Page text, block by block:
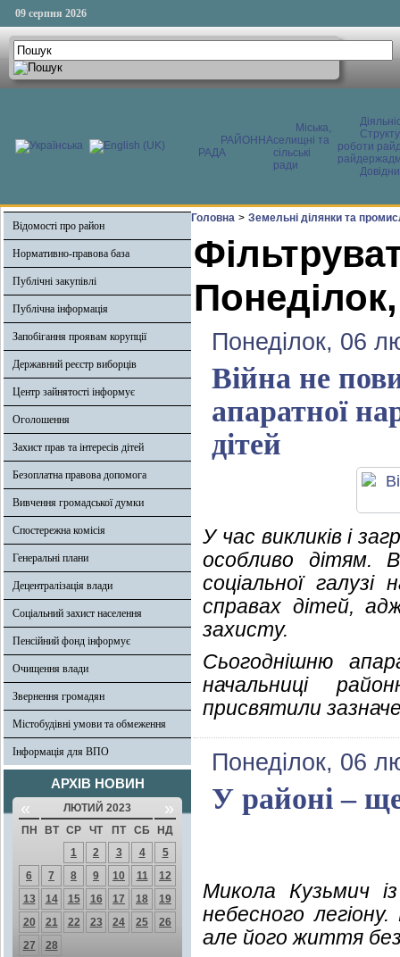
09 серпня 2026
РАЙОННА
РАДА
Міська,
селищні та
сільські
ради
роботи
Відомості про район
Нормативно-правова база
Публічні закупівлі
Публічна інформація
Запобігання проявам корупції
Державний реєстр виборців
Центр зайнятості інформує
Оголошення
Захист прав та інтересів дітей
Безоплатна правова допомога
Вивчення громадської думки
Спостережна комісія
Генеральні плани
Децентралізація влади
Соціальний захист населення
Пенсійний фонд інформує
Очищення влади
Звернення громадян
Містобудівні умови та обмеження
Інформація для ВПО
АРХІВ НОВИН
« ЛЮТИЙ 2023 »
ПН ВТ СР ЧТ ПТ СБ
НД
1
2 3 4
5
6
7 8 9 10 11
12
13
14 15 16 17 18
19
20
21 22 23 24 25
26
27
28
Головна > Земельні ділянки та
Понеділок, 06
Війна не
апаратної
дітей
У час викликів і
особливо дітям.
соціальної
справах дітей,
захисту.
Сьогоднішню
начальниці
присвятили
Понеділок, 06
У районі –
Микола Кузьмич
небесного
але його життя